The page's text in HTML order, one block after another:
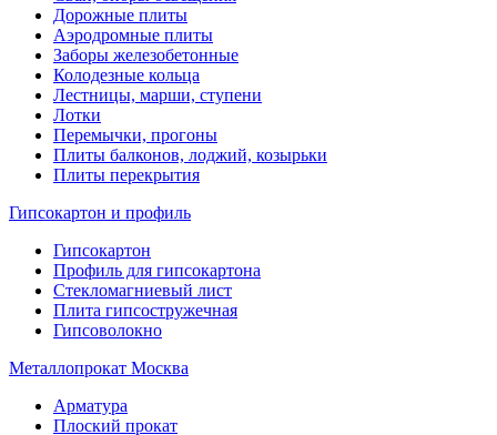
Дорожные плиты
Аэродромные плиты
Заборы железобетонные
Колодезные кольца
Лестницы, марши, ступени
Лотки
Перемычки, прогоны
Плиты балконов, лоджий, козырьки
Плиты перекрытия
Гипсокартон и профиль
Гипсокартон
Профиль для гипсокартона
Стекломагниевый лист
Плита гипсостружечная
Гипсоволокно
Металлопрокат Москва
Арматура
Плоский прокат